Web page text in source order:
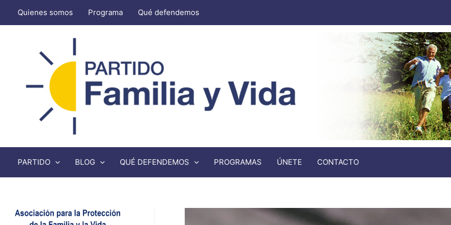
Quienes somos Programa Qué defendemos
PARTIDO BLOG QUÉ DEFENDEMOS PROGRAMAS ÚNETE CONTACTO